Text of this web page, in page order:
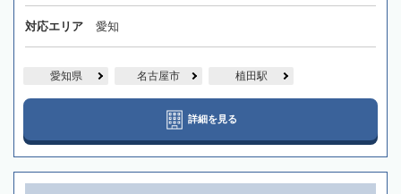
対応エリア 愛知
愛知県 名古屋市 植田駅
詳細を見る